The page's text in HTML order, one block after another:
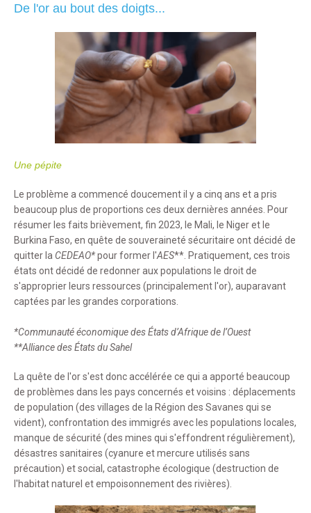
De l'or au bout des doigts...
Une pépite
Le problème a commencé doucement il y a cinq ans et a pris
beaucoup plus de proportions ces deux dernières années. Pour
résumer les faits brièvement, fin 2023, le Mali, le Niger et le
Burkina Faso, en quête de souveraineté sécuritaire ont décidé de
quitter la CEDEAO*pour former l'AES**. Pratiquement, ces trois
états ont décidé de redonner aux populations le droit de
s'approprier leurs ressources (principalement l'or), auparavant
captées par les grandes corporations.
*Communauté économique des États d’Afrique de l’Ouest
**Alliance des États du Sahel
La quête de l'or s'est donc accélérée ce qui a apporté beaucoup
de problèmes dans les pays concernés et voisins : déplacements
de population (des villages de la Région des Savanes qui se
vident), confrontation des immigrés avec les populations locales,
manque de sécurité (des mines qui s'effondrent régulièrement),
désastres sanitaires (cyanure et mercure utilisés sans
précaution) et social, catastrophe écologique (destruction de
l'habitat naturel et empoisonnement des rivières).